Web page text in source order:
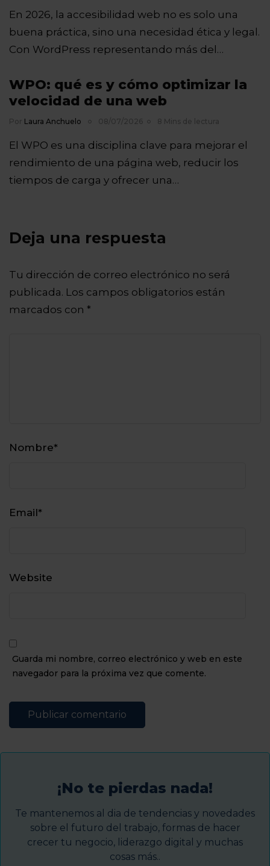
En 2026, la accesibilidad web no es solo una
buena práctica, sino una necesidad ética y legal.
Con WordPress representando más del…
WPO: qué es y cómo optimizar la
velocidad de una web
Por Laura Anchuelo 08/07/2026 8 Mins de lectura
El WPO es una disciplina clave para mejorar el
rendimiento de una página web, reducir los
tiempos de carga y ofrecer una…
Deja una respuesta
Tu dirección de correo electrónico no será
publicada. Los campos obligatorios están
marcados con *
Nombre*
Email*
Website
Guarda mi nombre, correo electrónico y web en este
navegador para la próxima vez que comente.
¡No te pierdas nada!
Te mantenemos al dia de tendencias y novedades
sobre el futuro del trabajo, formas de hacer
crecer tu negocio, liderazgo digital y muchas
cosas más..